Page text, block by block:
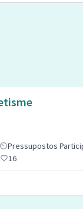
Pressupostos
16